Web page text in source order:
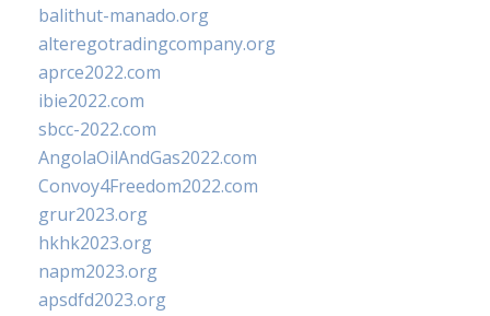
balithut-manado.org
alteregotradingcompany.org
aprce2022.com
ibie2022.com
sbcc-2022.com
AngolaOilAndGas2022.com
Convoy4Freedom2022.com
grur2023.org
hkhk2023.org
napm2023.org
apsdfd2023.org